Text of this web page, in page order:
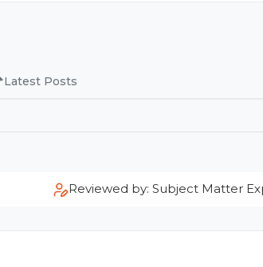
Latest Posts
Reviewed by: Subject Matter